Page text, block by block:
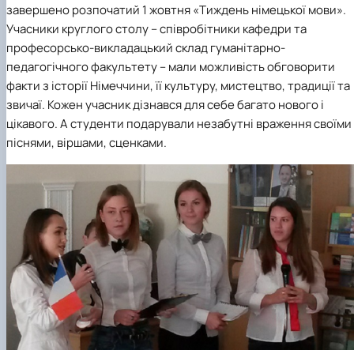
завершено розпочатий 1 жовтня «Тиждень німецької мови».
Учасники круглого столу – співробітники кафедри та
професорсько-викладацький склад гуманітарно-
педагогічного факультету – мали можливість обговорити
факти з історії Німеччини, її культуру, мистецтво, традиції та
звичаї. Кожен учасник дізнався для себе багато нового і
цікавого. А студенти подарували незабутні враження своїми
піснями, віршами, сценками.